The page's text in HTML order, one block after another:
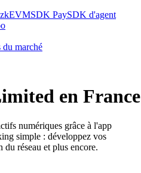
SDK PaySDK d'agent
du marché
en France
numériques grâce à l'app
simple : développez vos
réseau et plus encore.